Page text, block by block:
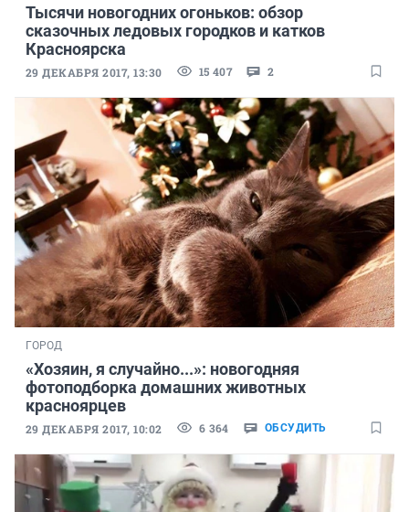
Тысячи новогодних огоньков: обзор
сказочных ледовых городков и катков
Красноярска
29 ДЕКАБРЯ 2017, 13:30 15 407 2
ГОРОД
«Хозяин, я случайно...»: новогодняя
фотоподборка домашних животных
красноярцев
29 ДЕКАБРЯ 2017, 10:02 6 364 ОБСУДИТЬ